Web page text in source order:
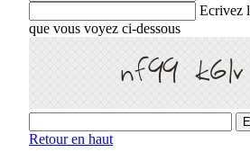
Ecrivez
que vous voyez ci-dessous
Retour en haut